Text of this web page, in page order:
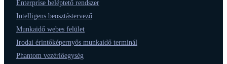
Enterprise beléptető rendszer
Intelligens beosztástervező
Munkaidő webes felület
Irodai érintőképernyős munkaidő terminál
Phantom vezérlőegység